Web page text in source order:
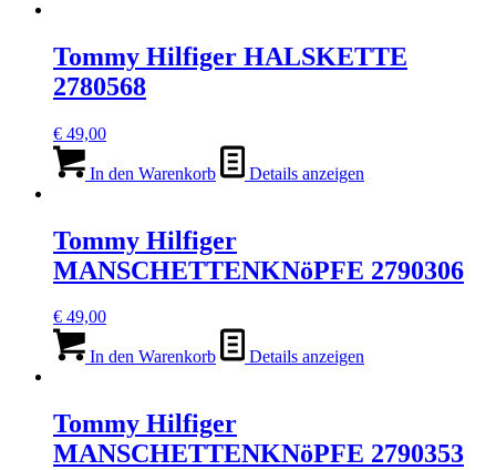
Tommy Hilfiger HALSKETTE
2780568
€ 49,00
In den Warenkorb Details anzeigen
Tommy Hilfiger
MANSCHETTENKNöPFE 2790306
€ 49,00
In den Warenkorb Details anzeigen
Tommy Hilfiger
MANSCHETTENKNöPFE 2790353